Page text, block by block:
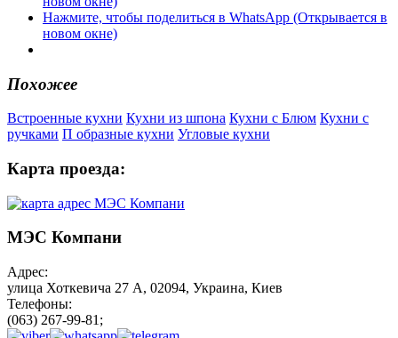
Нажмите, чтобы поделиться в WhatsApp (Открывается в
новом окне)
Похожее
Встроенные кухни Кухни из шпона Кухни с Блюм Кухни с
ручками П образные кухни Угловые кухни
Карта проезда:
МЭС Компани
Адрес:
улица Хоткевича 27 А, 02094, Украина, Киев
Телефоны:
(063) 267-99-81;